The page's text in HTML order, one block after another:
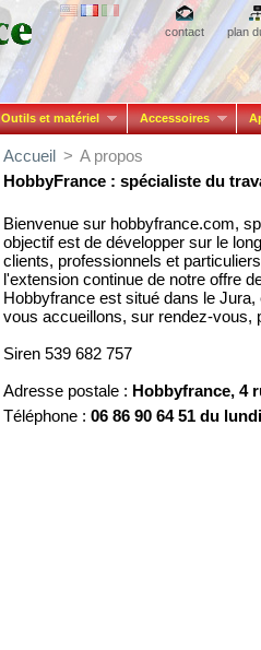
contact plan
Outils et matériel Accessoires
Accueil > A propos
HobbyFrance : spécialiste du
Bienvenue sur hobbyfrance.com,
objectif est de développer sur le
clients, professionnels et
l'extension continue de notre offre
Hobbyfrance est situé dans le
vous accueillons, sur rendez-vous,
Siren 539 682 757
Adresse postale : Hobbyfrance, 4
Téléphone : 06 86 90 64 51 du